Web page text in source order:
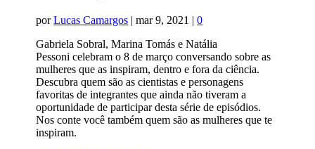
porLucas Camargos |mar 9, 2021 |0
Gabriela Sobral, Marina Tomás e Natália
Pessoni celebram o 8 de março conversando sobre as
mulheres que as inspiram, dentro e fora da ciência.
Descubra quem são as cientistas e personagens
favoritas de integrantes que ainda não tiveram a
oportunidade de participar desta série de episódios.
Nos conte você também quem são as mulheres que te
inspiram.